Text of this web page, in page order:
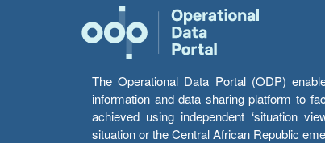
The Operational Data Portal (ODP)
information and data sharing platform to
achieved using independent ‘situation
situation or the Central African Republic